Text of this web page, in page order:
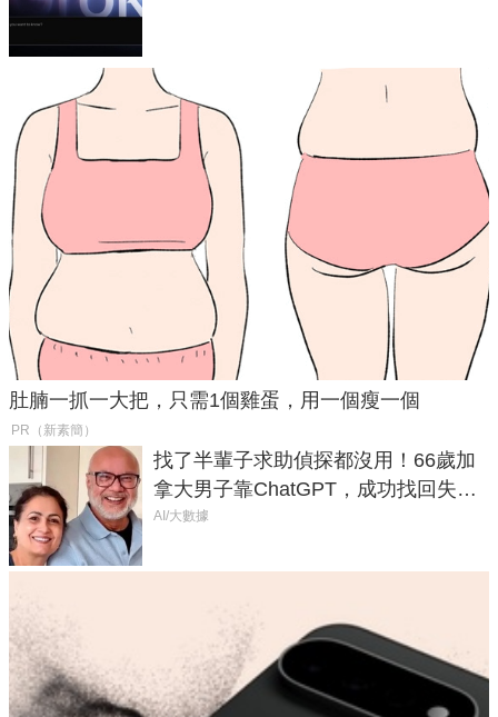
肚腩一抓一大把，只需1個雞蛋，用一個瘦一個
PR（新素簡）
找了半輩子求助偵探都沒用！66歲加
拿大男子靠ChatGPT，成功找回失散
50年家人
AI/大數據